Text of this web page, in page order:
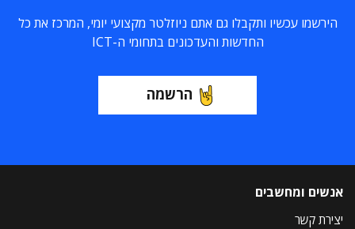
הירשמו עכשיו ותקבלו גם אתם ניוזלטר מקצועי יומי, המרכז את כל
החדשות והעדכונים בתחומי ה-ICT
הרשמה
אנשים ומחשבים
יצירת קשר